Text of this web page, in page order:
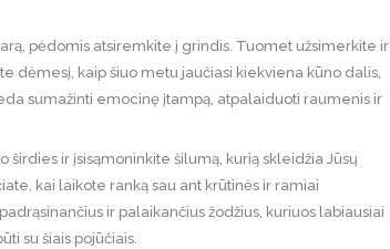
pėdomis atsiremkite į grindis. Tuomet užsimerkite ir
dėmesį, kaip šiuo metu jaučiasi kiekviena kūno dalis,
sumažinti emocinę įtampą, atpalaiduoti raumenis ir
širdies ir įsisąmoninkite šilumą, kurią skleidžia Jūsų
kai laikote ranką sau ant krūtinės ir ramiai
ir palaikančius žodžius, kuriuos labiausiai
su šiais pojūčiais.